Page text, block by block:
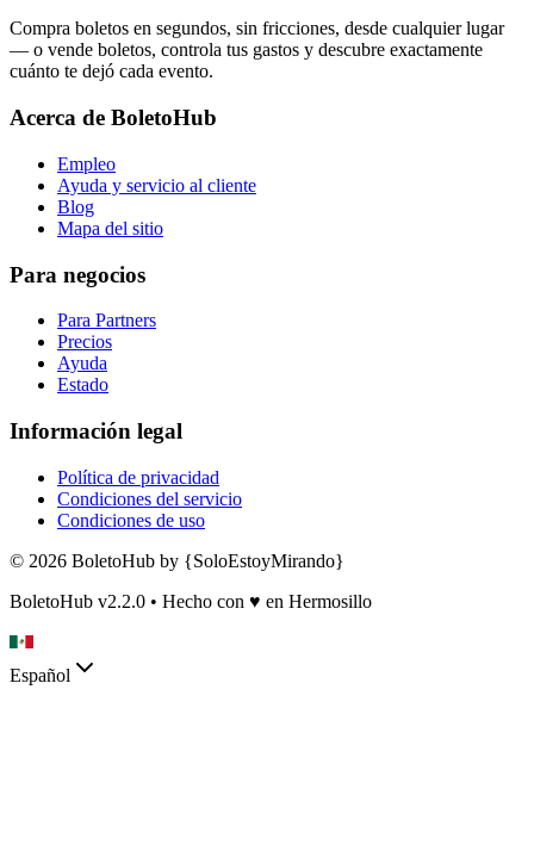
Compra boletos en segundos, sin fricciones, desde cualquier lugar
— o vende boletos, controla tus gastos y descubre exactamente
cuánto te dejó cada evento.
Acerca de BoletoHub
Empleo
Ayuda y servicio al cliente
Blog
Mapa del sitio
Para negocios
Para Partners
Precios
Ayuda
Estado
Información legal
Política de privacidad
Condiciones del servicio
Condiciones de uso
© 2026 BoletoHub by {SoloEstoyMirando}
BoletoHub v2.2.0 • Hecho con ♥ en Hermosillo
Español